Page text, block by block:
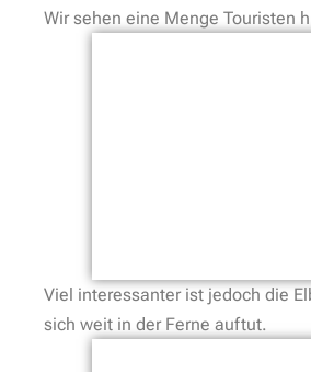
Wir sehen eine Menge Touristen
Viel interessanter ist jedoch die
sich weit in der Ferne auftut.